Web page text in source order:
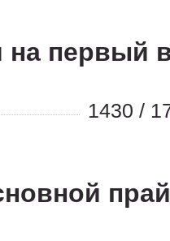
на первый
1430 /